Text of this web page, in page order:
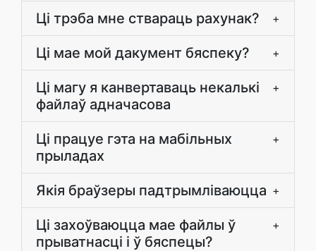
Ці трэба мне ствараць рахунак? +
Ці мае мой дакумент бяспеку? +
Ці магу я канвертаваць некалькі
файлаў адначасова
+
Ці працуе гэта на мабільных
прыладах
+
Якія браўзеры падтрымліваюцца +
Ці захоўваюцца мае файлы ў
прыватнасці і ў бяспецы?
+